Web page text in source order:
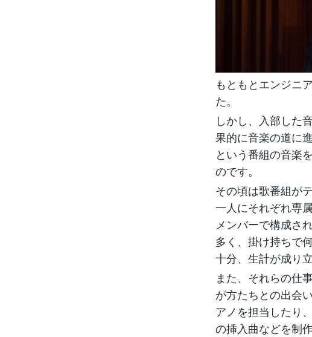
もともとエンジニ
た。
しかし、入部した
果的に音楽の道に
という番組の音楽
のです。
その頃は歌番組が
一人にそれぞれ専
メンバーで構成さ
多く、掛け持ちで
十分、生計が成り
また、それらの仕
が方たちとの出会
アノを担当したり
の挿入曲などを制